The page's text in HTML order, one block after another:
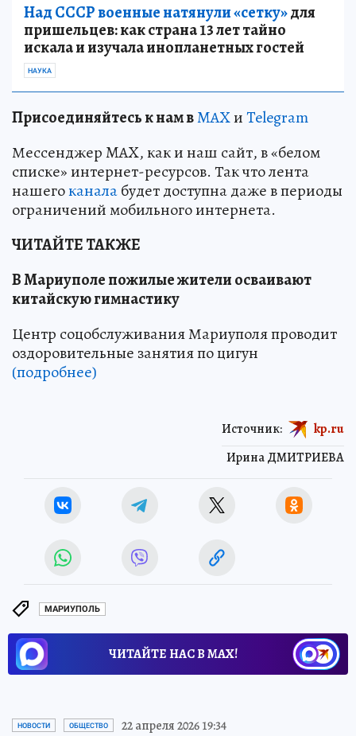
Над СССР военные натянули «сетку»для
пришельцев: как страна 13 лет тайно
искала и изучала инопланетных гостей
НАУКА
Присоединяйтесь к нам вMAXиTelegram
Мессенджер MAX, как и наш сайт, в «белом
списке» интернет-ресурсов. Так что лента
нашегоканалабудет доступна даже в периоды
ограничений мобильного интернета.
ЧИТАЙТЕ ТАКЖЕ
В Мариуполе пожилые жители осваивают
китайскую гимнастику
Центр соцобслуживания Мариуполя проводит
оздоровительные занятия по цигун
(подробнее)
Ирина ДМИТРИЕВА
Источник: kp.ru
МАРИУПОЛЬ
ЧИТАЙТЕ НАС В МАХ!
НОВОСТИ ОБЩЕСТВО 22 апреля 2026 19:34